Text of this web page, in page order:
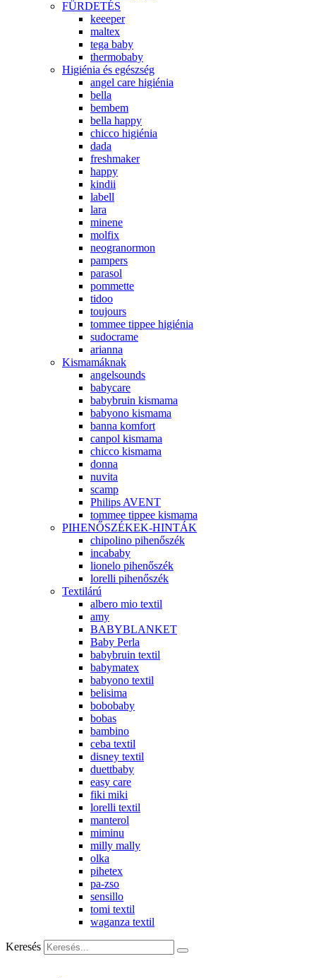
FÜRDETÉS
keeeper
maltex
tega baby
thermobaby
Higiénia és egészség
angel care higiénia
bella
bembem
bella happy
chicco higiénia
dada
freshmaker
happy
kindii
labell
lara
minene
molfix
neogranormon
pampers
parasol
pommette
tidoo
toujours
tommee tippee higiénia
sudocrame
arianna
Kismamáknak
angelsounds
babycare
babybruin kismama
babyono kismama
banna komfort
canpol kismama
chicco kismama
donna
nuvita
scamp
Philips AVENT
tommee tippee kismama
PIHENŐSZÉKEK-HINTÁK
chipolino pihenőszék
incababy
lionelo pihenőszék
lorelli pihenőszék
Textilárú
albero mio textil
amy
BABYBLANKET
Baby Perla
babybruin textil
babymatex
babyono textil
belisima
bobobaby
bobas
bambino
ceba textil
disney textil
duettbaby
easy care
fiki miki
lorelli textil
manterol
miminu
milly mally
olka
pihetex
pa-zso
sensillo
tomi textil
waganza textil
Keresés